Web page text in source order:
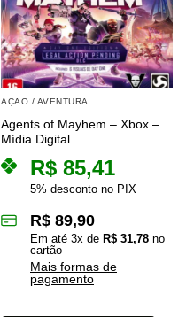
AÇÃO / AVENTURA
Agents of Mayhem – Xbox –
Mídia Digital
R$ 85,41
5% desconto no PIX
R$ 89,90
Em até 3x de R$ 31,78 no
cartão
Mais formas de
pagamento